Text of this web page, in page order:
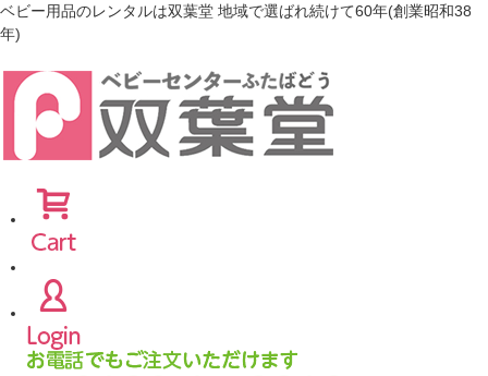
ベビー用品のレンタルは双葉堂 地域で選ばれ続けて60年(創業昭和38
年)